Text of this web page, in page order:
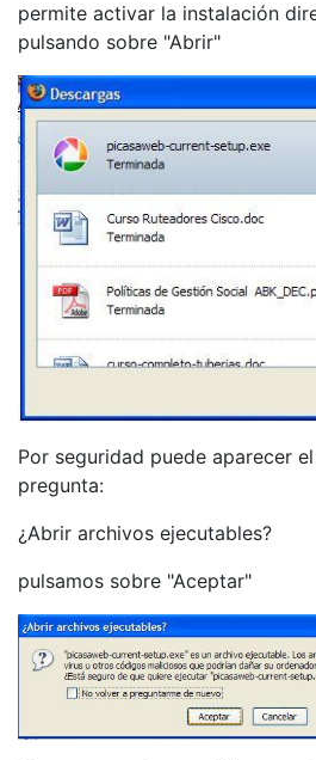
permite activar la instalación
pulsando sobre "Abrir"
Por seguridad puede aparecer
pregunta:
¿Abrir archivos ejecutables?
pulsamos sobre "Aceptar"